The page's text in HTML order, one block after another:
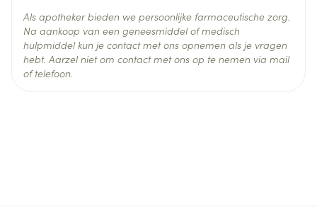
Als apotheker bieden we persoonlijke farmaceutische zorg.
Na aankoop van een geneesmiddel of medisch
hulpmiddel kun je contact met ons opnemen als je vragen
hebt. Aarzel niet om contact met ons op te nemen via mail
of telefoon.